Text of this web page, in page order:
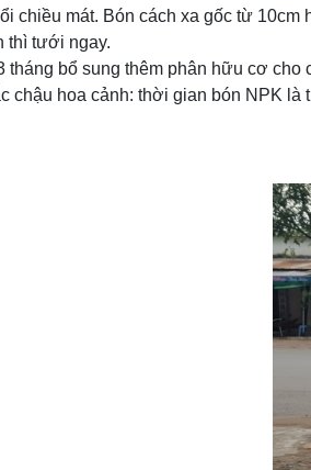
chiều mát. Bón cách xa gốc từ
thì tưới ngay.
tháng bổ sung thêm phân hữu cơ cho
chậu hoa cảnh: thời gian bón NPK